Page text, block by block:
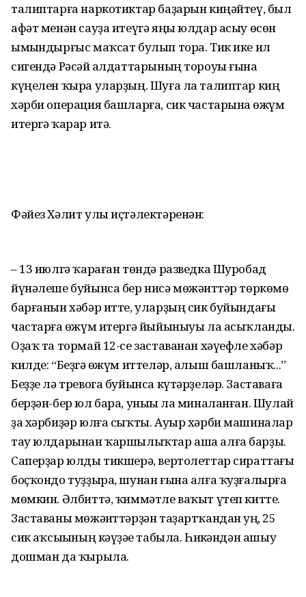
талиптарға наркотиктар баҙа­рын киңәйтеү, был
афәт менән сауҙа итеүгә яңы юлдар асыу өсөн
ымһындырғыс маҡсат булып тора. Тик ике ил
сигендә Рәсәй һалдаттарының тороуы ғына
күңелен ҡыра уларҙың. Шуға ла талиптар киң
хәрби операция башларға, сик частарына һөжүм
итергә ҡарар итә.
Фәйез Хәлит улы иҫтәлектәренән:
– 13 июлгә ҡараған төндә разведка Шуробад
йүнәлеше буйынса бер нисә мөжәһиттәр төр­көмө
барғанын хәбәр итте, улар­ҙың сик буйындағы
частарға һөжүм итергә йыйыныуы ла асыҡланды.
Оҙаҡ та тормай 12-се заставанан хәүефле хәбәр
килде: “Беҙгә һөжүм иттеләр, алыш башланыҡ...”
Беҙҙе лә тревога буйынса күтәрҙеләр. Заставаға
берҙән-бер юл бара, уныһы ла миналанған. Шулай
ҙа хәрбиҙәр юлға сыҡты. Ауыр хәрби машиналар
тау юлдарынан ҡар­шы­лыҡтар аша алға барҙы.
Саперҙар юлды тикшерә, вертолеттар сираттағы
боҫҡондо туҙ­ҙыра, шунан ғына алға ҡуҙ­ғалырға
мөмкин. Әлбиттә, ҡим­мәтле ваҡыт үтеп китте.
Заставаны мөжәһиттәрҙән таҙарт­ҡандан һуң, 25
сик һаҡсы­һы­ның кәүҙәһе табыла. Һикһәндән ашыу
дошман да ҡырыла.